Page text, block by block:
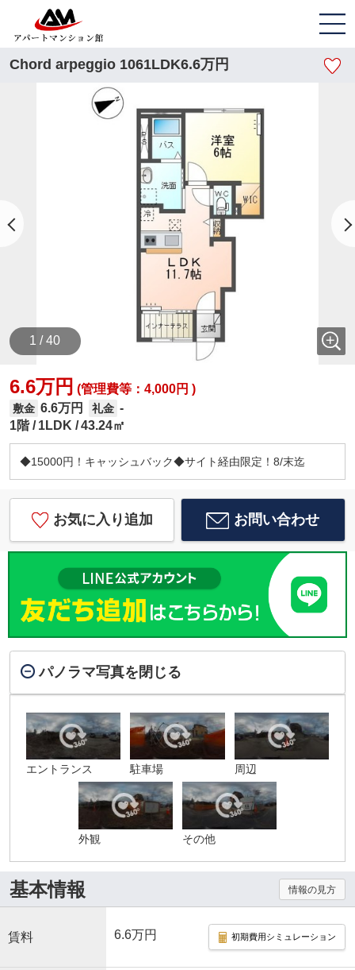
Chord arpeggio 1061LDK6.6万円
1 / 40
6.6万円 (管理費等：4,000円 )
敷金 6.6万円 礼金 -
1階
1LDK 43.24㎡
◆15000円！キャッシュバック◆サイト経由限定！8/末迄
お気に入り追加 お問い合わせ
パノラマ写真を閉じる
エントランス 駐車場 周辺
外観 その他
基本情報 情報の見方
賃料 6.6万円 初期費用シミュレーション